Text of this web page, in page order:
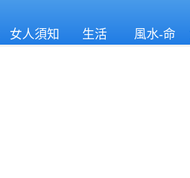
女人須知 生活
風水-命